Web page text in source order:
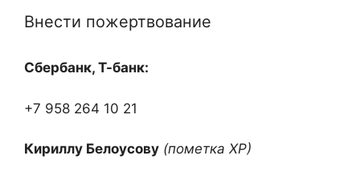
Внести пожертвование
Сбербанк, Т-банк:
+7 958 264 10 21
Кириллу Белоусову (пометка ХР)